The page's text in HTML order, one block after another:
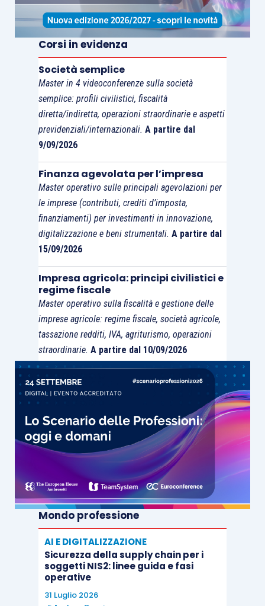
quadro va compilato ancheper valori fiscali più
elevati di quelli; caso certamente più raro, ma
non così astratto, basti pensare, ad esempio, al
tema del valore fiscale delterreno per i
fabbricati riscattati da leasing.
Si ricorda che, nel caso di disallineamento da
conferimento, il codice causale da indicare nella
colonna 2 del rigo RV1 è 1.
Infine, il conferimento di azienda comporta la
genesi di riserve e/o di nuovo capitale sociale
che la conferitaria indicherà nel prospetto delle
riserve quale incremento di righi RS 130 o 131 a
seconda che l’apporto della conferente sia
inserito interamente a capitale sociale(130) o
in parte ariserva di capitale(131).
Corsi in evidenza
Società semplice
Master in 4 videoconferenze sulla società
semplice: profili civilistici, fiscalità
diretta/indiretta, operazioni straordinarie e aspetti
previdenziali/internazionali. A partire dal
9/09/2026
Finanza agevolata per l’impresa
Master operativo sulle principali agevolazioni per
le imprese (contributi, crediti d’imposta,
finanziamenti) per investimenti in innovazione,
digitalizzazione e beni strumentali. A partire dal
15/09/2026
Impresa agricola: principi civilistici e
regime fiscale
Master operativo sulla fiscalità e gestione delle
imprese agricole: regime fiscale, società agricole,
tassazione redditi, IVA, agriturismo, operazioni
straordinarie. A partire dal 10/09/2026
Mondo professione
AI E DIGITALIZZAZIONE
Sicurezza della supply chain per i
soggetti NIS2: linee guida e fasi
operative
31 Luglio 2026